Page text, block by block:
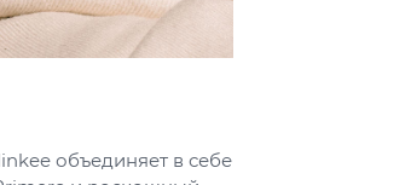
объединяет в себе